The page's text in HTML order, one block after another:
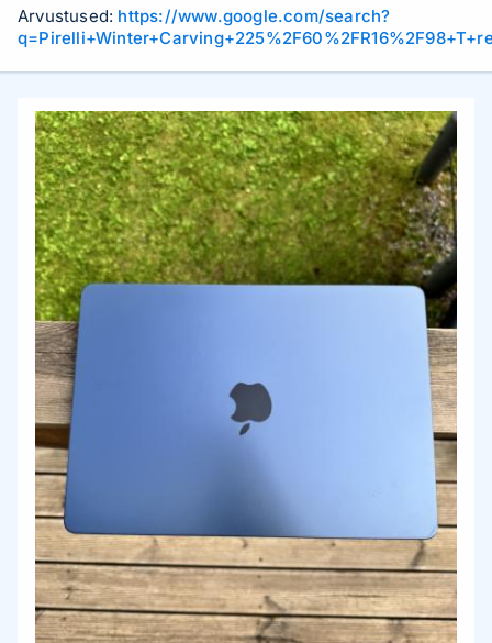
Arvustused: https://www.google.com/search?